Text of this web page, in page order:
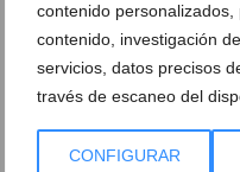
contenido
contenido, investigación
servicios, datos precisos
través de escaneo del
CONFIGURAR